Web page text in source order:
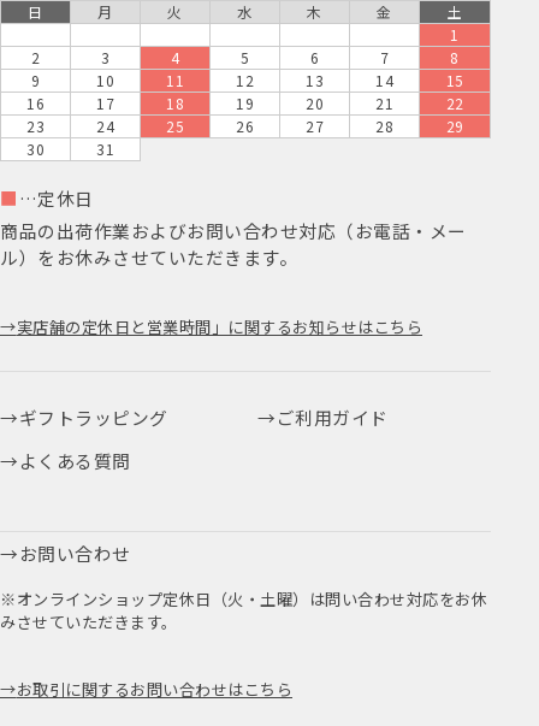
日 月 火 水 木 金
土
1
2
3 4 5 6 7
8
9
10 11 12 13 14
15
16
17 18 19 20 21
22
23
24 25 26 27 28
29
30
31
■ …定休日
商品の出荷作業およびお問い合わせ対応（お電話・メー
ル）をお休みさせていただきます。
実店舗の定休日と営業時間」に関するお知らせはこちら
ギフトラッピング
ご利用ガイド
よくある質問
お問い合わせ
※オンラインショップ定休日（火・土曜）は問い合わせ対応をお休
みさせていただきます。
お取引に関するお問い合わせはこちら